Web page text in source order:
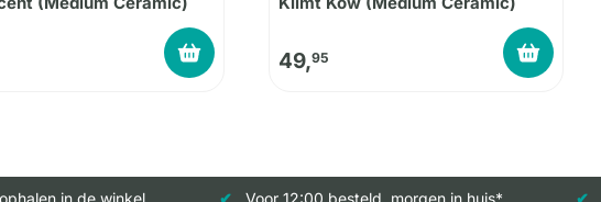
49,95
in de winkel Voor 12:00 besteld, morgen in huis*